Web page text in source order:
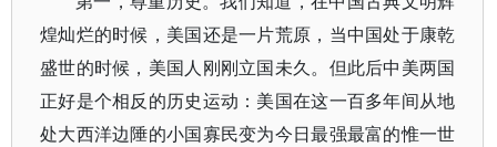
煌灿烂的时候，美国还是一片荒原，当中国处于康乾
盛世的时候，美国人刚刚立国未久。但此后中美两国
正好是个相反的历史运动：美国在这一百多年间从地
处大西洋边陲的小国寡民变为今日最强最富的惟一世